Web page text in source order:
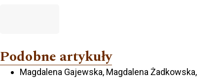
Podobne artykuły
Magdalena Gajewska, Magdalena Żadkowska,